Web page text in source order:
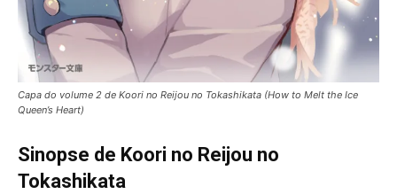
Capa do volume 2 de Koori no Reijou no Tokashikata (How to Melt the Ice
Queen’s Heart)
Sinopse de Koori no Reijou no
Tokashikata